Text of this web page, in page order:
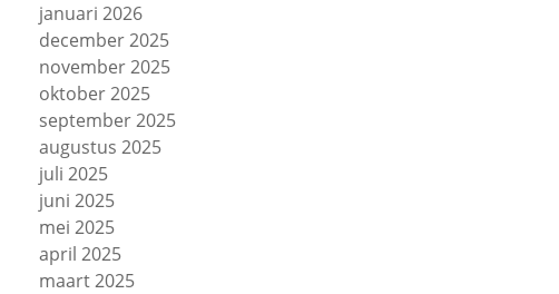
januari 2026
december 2025
november 2025
oktober 2025
september 2025
augustus 2025
juli 2025
juni 2025
mei 2025
april 2025
maart 2025